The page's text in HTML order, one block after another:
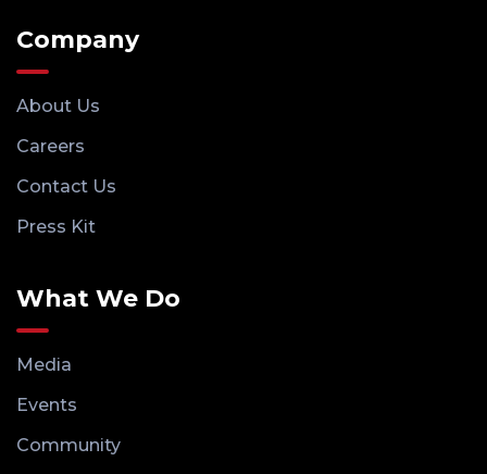
Company
About Us
Careers
Contact Us
Press Kit
What We Do
Media
Events
Community